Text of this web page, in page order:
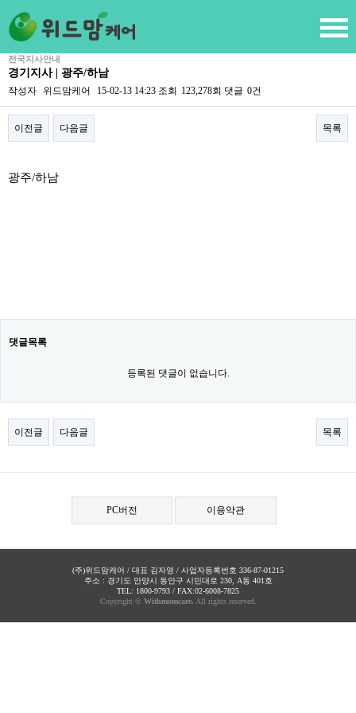
전국지사안내
경기지사 | 광주/하남
작성자 위드맘케어 15-02-13 14:23 조회 123,278회 댓글 0건
이전글 다음글 목록
광주/하남
댓글목록
등록된 댓글이 없습니다.
이전글 다음글 목록
PC버전 이용약관
(주)위드맘케어 / 대표 김자영 / 사업자등록번호 336-87-01215
주소 : 경기도 안양시 동안구 시민대로 230, A동 401호
TEL: 1800-9793 / FAX:02-6008-7825
Copyright © Withmomcare. All rights reserved.